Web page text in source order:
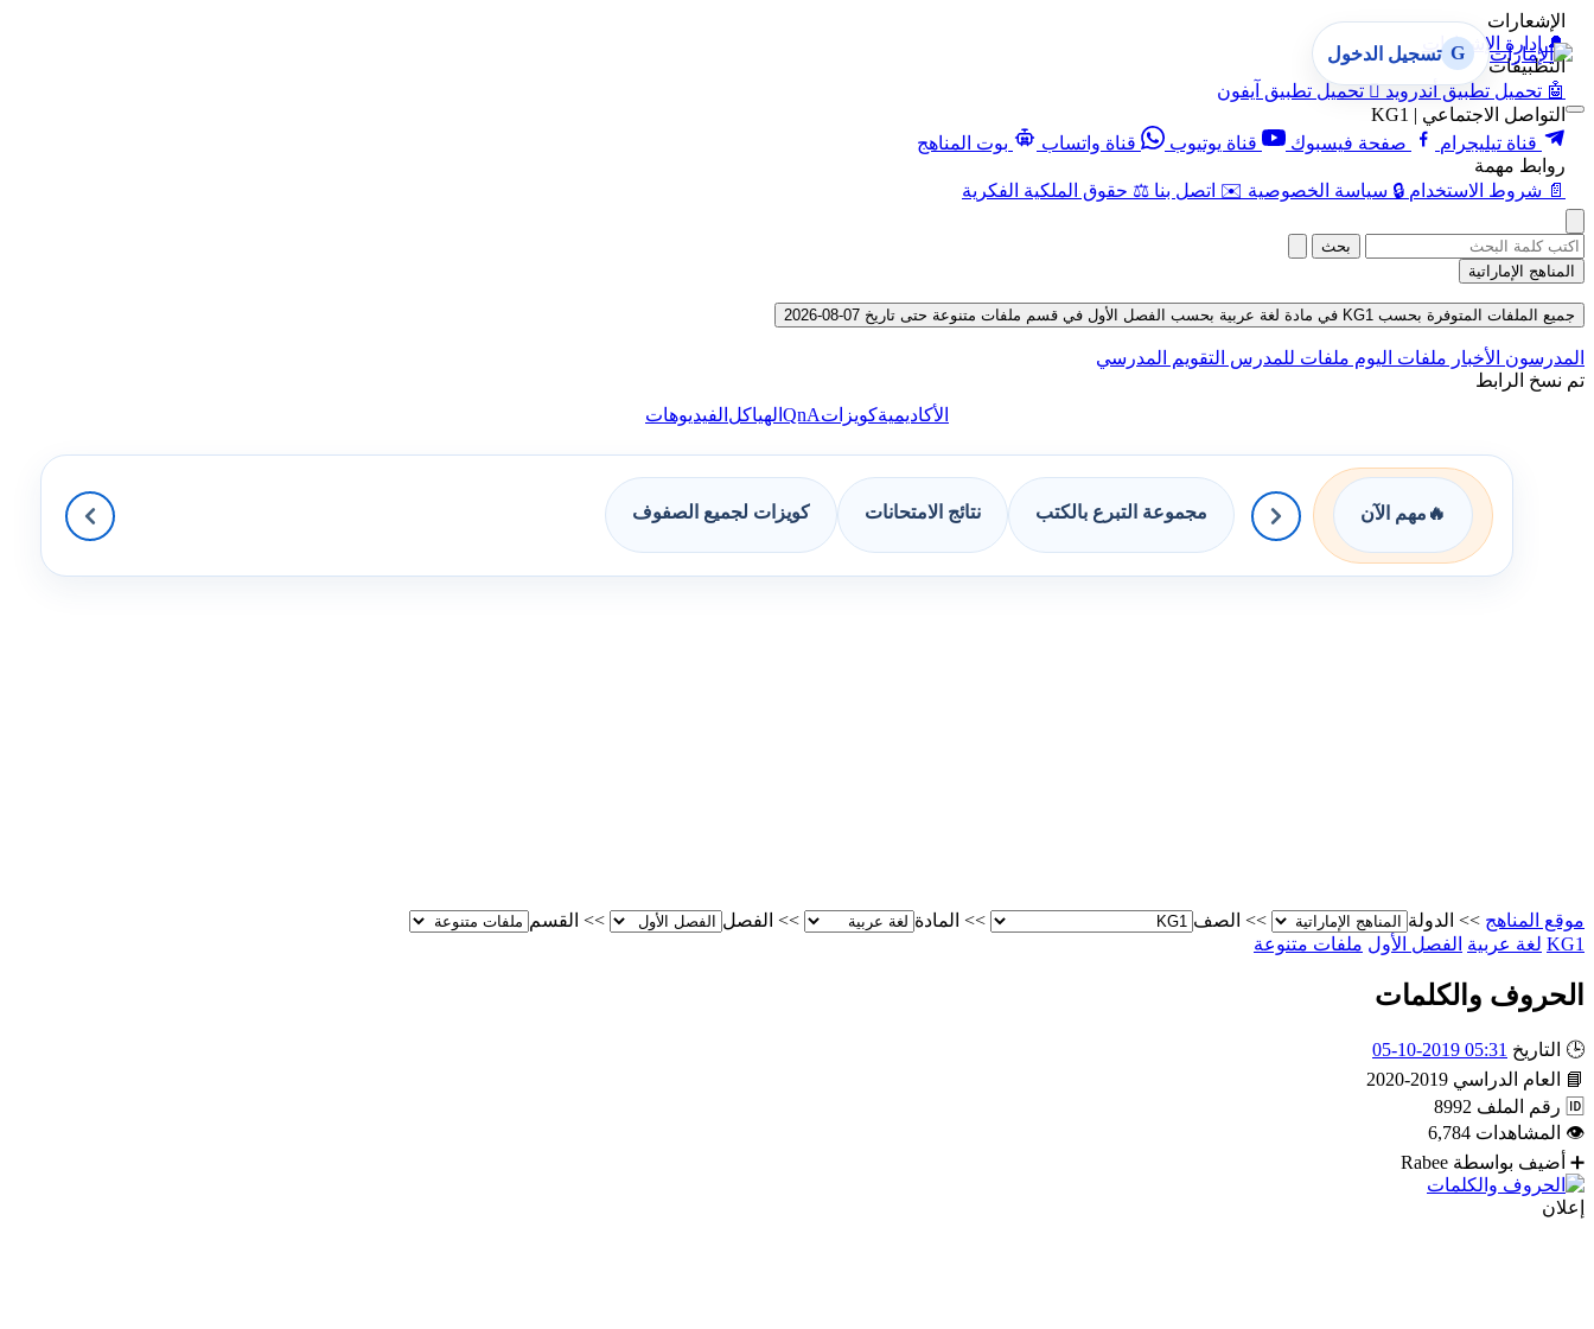
الإشعارات
🔔 إدارة الإشعارات
التطبيقات
🤖 تحميل تطبيق أندرويد  تحميل تطبيق آيفون
التواصل الاجتماعي | KG1
قناة تيليجرام
صفحة فيسبوك قناة يوتيوب قناة واتساب
بوت المناهج
روابط مهمة
📄 شروط الاستخدام 🔒 سياسة الخصوصية ✉️ اتصل بنا ⚖️ حقوق الملكية الفكرية
G تسجيل الدخول
بحث
المناهج الإماراتية
جميع الملفات المتوفرة بحسب KG1 في مادة لغة عربية بحسب الفصل الأول في قسم ملفات متنوعة حتى تاريخ 07-08-2026
المدرسون الأخبار ملفات اليوم ملفات للمدرس التقويم المدرسي
تم نسخ الرابط
الأكاديميةكويزاتQnA الهياكل الفيديوهات
🔥 مهم الآن مجموعة التبرع بالكتب نتائج الامتحانات كويزات لجميع الصفوف
موقع المناهج >> الدولة >> الصف >> المادة >> الفصل >> القسم
KG1 لغة عربية الفصل الأول ملفات متنوعة
الحروف والكلمات
🕒 التاريخ 05:31 2019-10-05
📘
العام الدراسي 2019-2020
🆔 رقم الملف 8992
👁 المشاهدات 6,784
➕ أضيف بواسطة Rabee
إعلان